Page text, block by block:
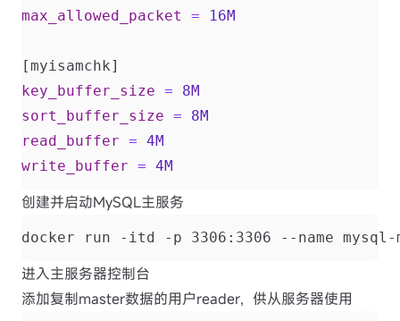
max_allowed_packet
= 16M
[myisamchk]
key_buffer_size =
8M
sort_buffer_size =
8M
read_buffer = 4M
write_buffer = 4M
创建并启动MySQL主服务
docker run -itd -p 3306:3306 --name
进入主服务器控制台
添加复制master数据的用户reader，供从服务器使用